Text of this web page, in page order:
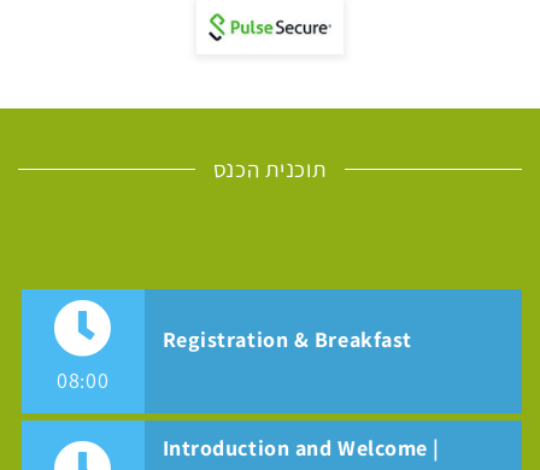
תוכנית הכנס
08:00
Registration & Breakfast
Introduction and Welcome |